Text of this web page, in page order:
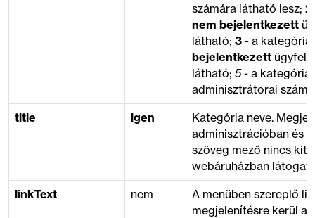
számára látható lesz; 2
nem bejelentkezett
látható; 3 - a kategória
bejelentkezett
látható; 5- a kategória
adminisztrátorai
title
igen
Kategória neve.
adminisztrációban és -
szöveg mező nincs
webáruházban
linkText
nem
A menüben szereplő
megjelenítésre kerül a